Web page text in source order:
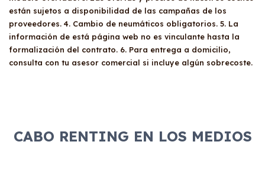
están sujetos a disponibilidad de las campañas de los
proveedores. 4. Cambio de neumáticos obligatorios. 5. La
información de está página web no es vinculante hasta la
formalización del contrato. 6. Para entrega a domicilio,
consulta con tu asesor comercial si incluye algún sobrecoste.
CABO RENTING EN LOS MEDIOS